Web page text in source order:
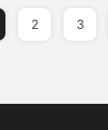
2 3